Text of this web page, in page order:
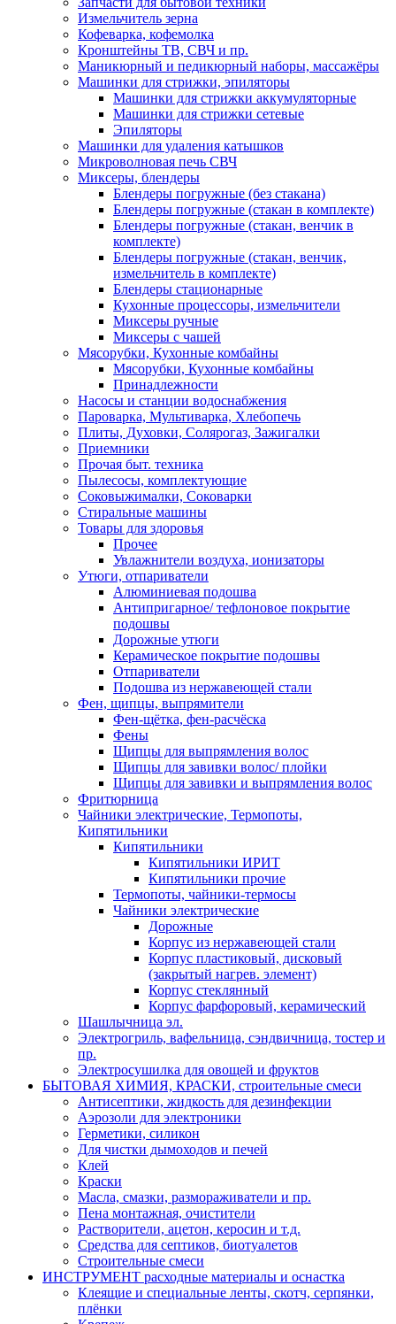
Измельчитель зерна
Кофеварка, кофемолка
Кронштейны ТВ, СВЧ и пр.
Маникюрный и педикюрный наборы, массажёры
Машинки для стрижки, эпиляторы
Машинки для стрижки аккумуляторные
Машинки для стрижки сетевые
Эпиляторы
Машинки для удаления катышков
Микроволновая печь СВЧ
Миксеры, блендеры
Блендеры погружные (без стакана)
Блендеры погружные (стакан в комплекте)
Блендеры погружные (стакан, венчик в
комплекте)
Блендеры погружные (стакан, венчик,
измельчитель в комплекте)
Блендеры стационарные
Кухонные процессоры, измельчители
Миксеры ручные
Миксеры с чашей
Мясорубки, Кухонные комбайны
Мясорубки, Кухонные комбайны
Принадлежности
Насосы и станции водоснабжения
Пароварка, Мультиварка, Хлебопечь
Плиты, Духовки, Солярогаз, Зажигалки
Приемники
Прочая быт. техника
Пылесосы, комплектующие
Соковыжималки, Соковарки
Стиральные машины
Товары для здоровья
Прочее
Увлажнители воздуха, ионизаторы
Утюги, отпариватели
Алюминиевая подошва
Антипригарное/ тефлоновое покрытие
подошвы
Дорожные утюги
Керамическое покрытие подошвы
Отпариватели
Подошва из нержавеющей стали
Фен, щипцы, выпрямители
Фен-щётка, фен-расчёска
Фены
Щипцы для выпрямления волос
Щипцы для завивки волос/ плойки
Щипцы для завивки и выпрямления волос
Фритюрница
Чайники электрические, Термопоты,
Кипятильники
Кипятильники
Кипятильники ИРИТ
Кипятильники прочие
Термопоты, чайники-термосы
Чайники электрические
Дорожные
Корпус из нержавеющей стали
Корпус пластиковый, дисковый
(закрытый нагрев. элемент)
Корпус стеклянный
Корпус фарфоровый, керамический
Шашлычница эл.
Электрогриль, вафельница, сэндвичница, тостер и
пр.
Электросушилка для овощей и фруктов
БЫТОВАЯ ХИМИЯ, КРАСКИ, строительные смеси
Антисептики, жидкость для дезинфекции
Аэрозоли для электроники
Герметики, силикон
Для чистки дымоходов и печей
Клей
Краски
Масла, смазки, размораживатели и пр.
Пена монтажная, очистители
Растворители, ацетон, керосин и т.д.
Средства для септиков, биотуалетов
Строительные смеси
ИНСТРУМЕНТ расходные материалы и оснастка
Клеящие и специальные ленты, скотч, серпянки,
плёнки